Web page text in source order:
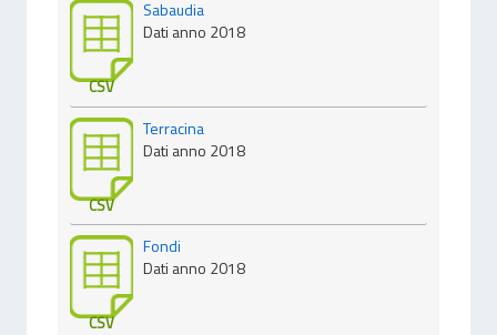
CSV
Sabaudia
Dati anno 2018
CSV
Terracina
Dati anno 2018
CSV
Fondi
Dati anno 2018